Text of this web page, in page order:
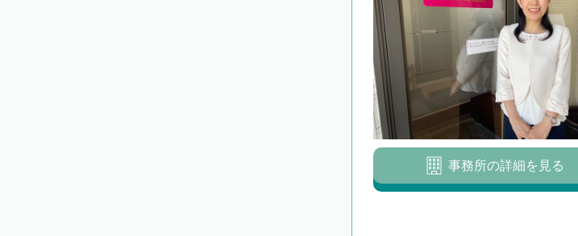
事務所の詳細を見る